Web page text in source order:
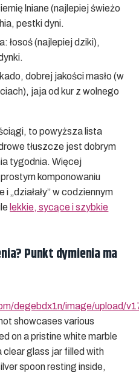
lniane (najlepiej świeżo
pestki dyni.
łosoś (najlepiej dziki),
dobrej jakości masło (w
jaja od kur z wolnego
to powyższa lista
tłuszcze jest dobrym
tygodnia. Więcej
komponowaniu
i „działały” w codziennym
lekkie, sycące i szybkie
Punkt dymienia ma
degebdx1n/image/upload/
showcases various
on a pristine white marble
glass jar filled with
spoon resting inside,